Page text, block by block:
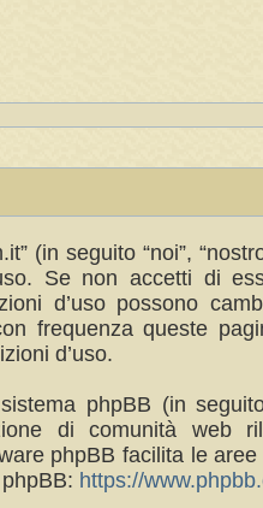
(in seguito “noi”,
Se non accetti di
d’uso possono
frequenza queste
d’uso.
phpBB (in
di comunità web
phpBB facilita le
https://